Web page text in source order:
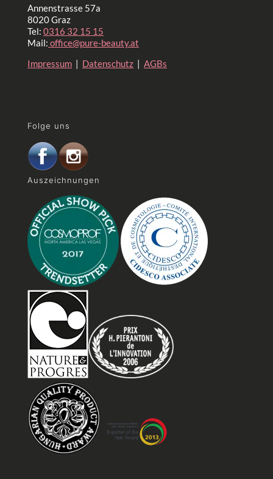
Annenstrasse 57a
8020 Graz
Tel: 0316 32 15 15
Mail: office@pure-beauty.at
Impressum | Datenschutz | AGBs
Folge uns
Auszeichnungen